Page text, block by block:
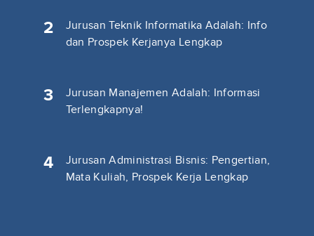
2
Jurusan Teknik Informatika Adalah: Info
dan Prospek Kerjanya Lengkap
3
Jurusan Manajemen Adalah: Informasi
Terlengkapnya!
4
Jurusan Administrasi Bisnis: Pengertian,
Mata Kuliah, Prospek Kerja Lengkap